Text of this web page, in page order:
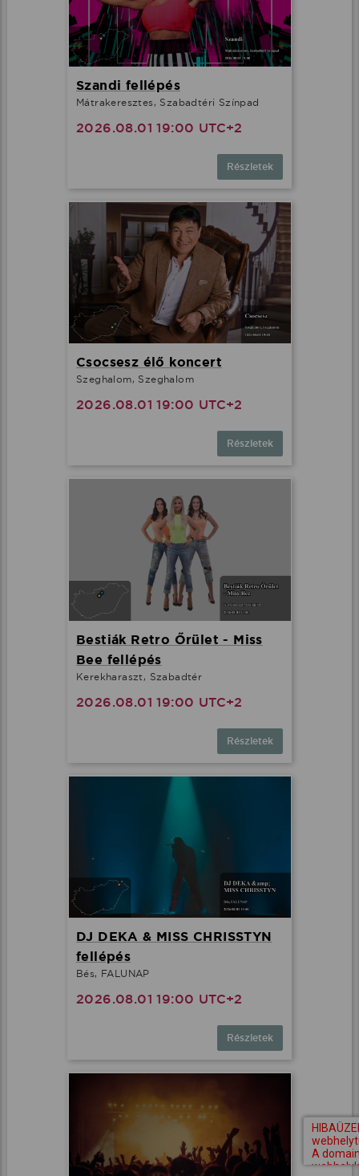
Szandi fellépés
Mátrakeresztes, Szabadtéri Színpad
2026.08.01 19:00 UTC+2
Részletek
Csocsesz élő koncert
Szeghalom, Szeghalom
2026.08.01 19:00 UTC+2
Részletek
Bestiák Retro Őrület - Miss
Bee fellépés
Kerekharaszt, Szabadtér
2026.08.01 19:00 UTC+2
Részletek
DJ DEKA & MISS CHRISSTYN
fellépés
Bés, FALUNAP
2026.08.01 19:00 UTC+2
Részletek